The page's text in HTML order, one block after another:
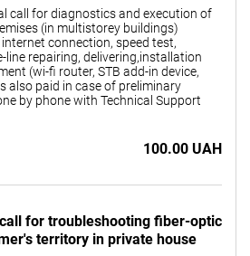
call for diagnostics and execution of
(in multistorey buildings)
connection, speed test,
line repairing, delivering,installation
(wi-fi router, STB add-in device,
also paid in case of preliminary
by phone with Technical Support
100.00 UAH
for troubleshooting fiber-optic
territory in private house